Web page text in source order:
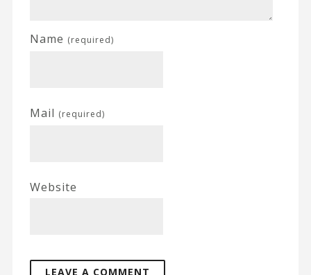
Name (required)
Mail (required)
Website